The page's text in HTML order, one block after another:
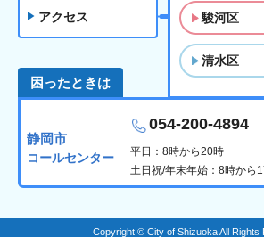
アクセス 駿河区
清水区
困ったときは
静岡市
コールセンター
054-200-4894
平日：8時から20時
土日祝/年末年始：8時から
Copyright © City of Shizuoka All Rights